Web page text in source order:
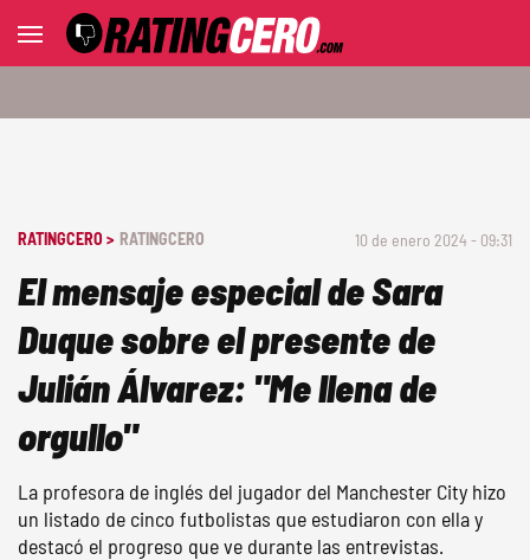
RATINGCERO > RATINGCERO 10 de enero 2024 - 09:31
El mensaje especial de Sara
Duque sobre el presente de
Julián Álvarez: "Me llena de
orgullo"
La profesora de inglés del jugador del Manchester City hizo
un listado de cinco futbolistas que estudiaron con ella y
destacó el progreso que ve durante las entrevistas.